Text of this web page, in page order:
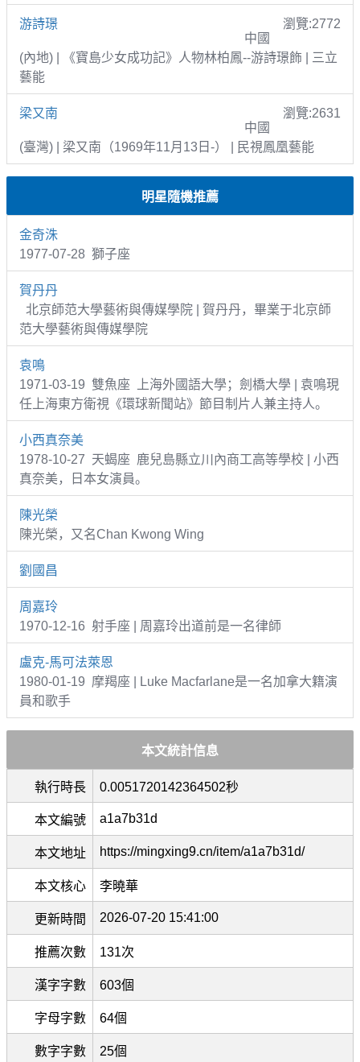
游詩璟
瀏覽:2772
中國
(內地) | 《寶島少女成功記》人物林柏鳳--游詩璟飾 | 三立
藝能
梁又南
瀏覽:2631
中國
(臺灣) | 梁又南（1969年11月13日-） | 民視鳳凰藝能
明星隨機推薦
金奇洙
1977-07-28 獅子座
賀丹丹
北京師范大學藝術與傳媒學院 | 賀丹丹，畢業于北京師
范大學藝術與傳媒學院
袁鳴
1971-03-19 雙魚座 上海外國語大學；劍橋大學 | 袁鳴現
任上海東方衛視《環球新聞站》節目制片人兼主持人。
小西真奈美
1978-10-27 天蝎座 鹿兒島縣立川內商工高等學校 | 小西
真奈美，日本女演員。
陳光榮
陳光榮，又名Chan Kwong Wing
劉國昌
周嘉玲
1970-12-16 射手座 | 周嘉玲出道前是一名律師
盧克-馬可法萊恩
1980-01-19 摩羯座 | Luke Macfarlane是一名加拿大籍演
員和歌手
本文統計信息
執行時長 0.0051720142364502秒
本文編號 a1a7b31d
本文地址 https://mingxing9.cn/item/a1a7b31d/
本文核心 李曉華
更新時間 2026-07-20 15:41:00
推薦次數 131次
漢字字數 603個
字母字數 64個
數字字數 25個